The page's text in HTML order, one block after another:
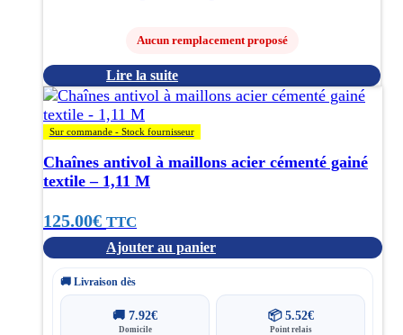
Aucun remplacement proposé
Lire la suite
Sur commande - Stock fournisseur
Chaînes antivol à maillons acier cémenté gainé
textile – 1,11 M
125.00€ TTC
Ajouter au panier
🚚 Livraison dès
🚚7.92€
Domicile
📦 5.52€
Point relais